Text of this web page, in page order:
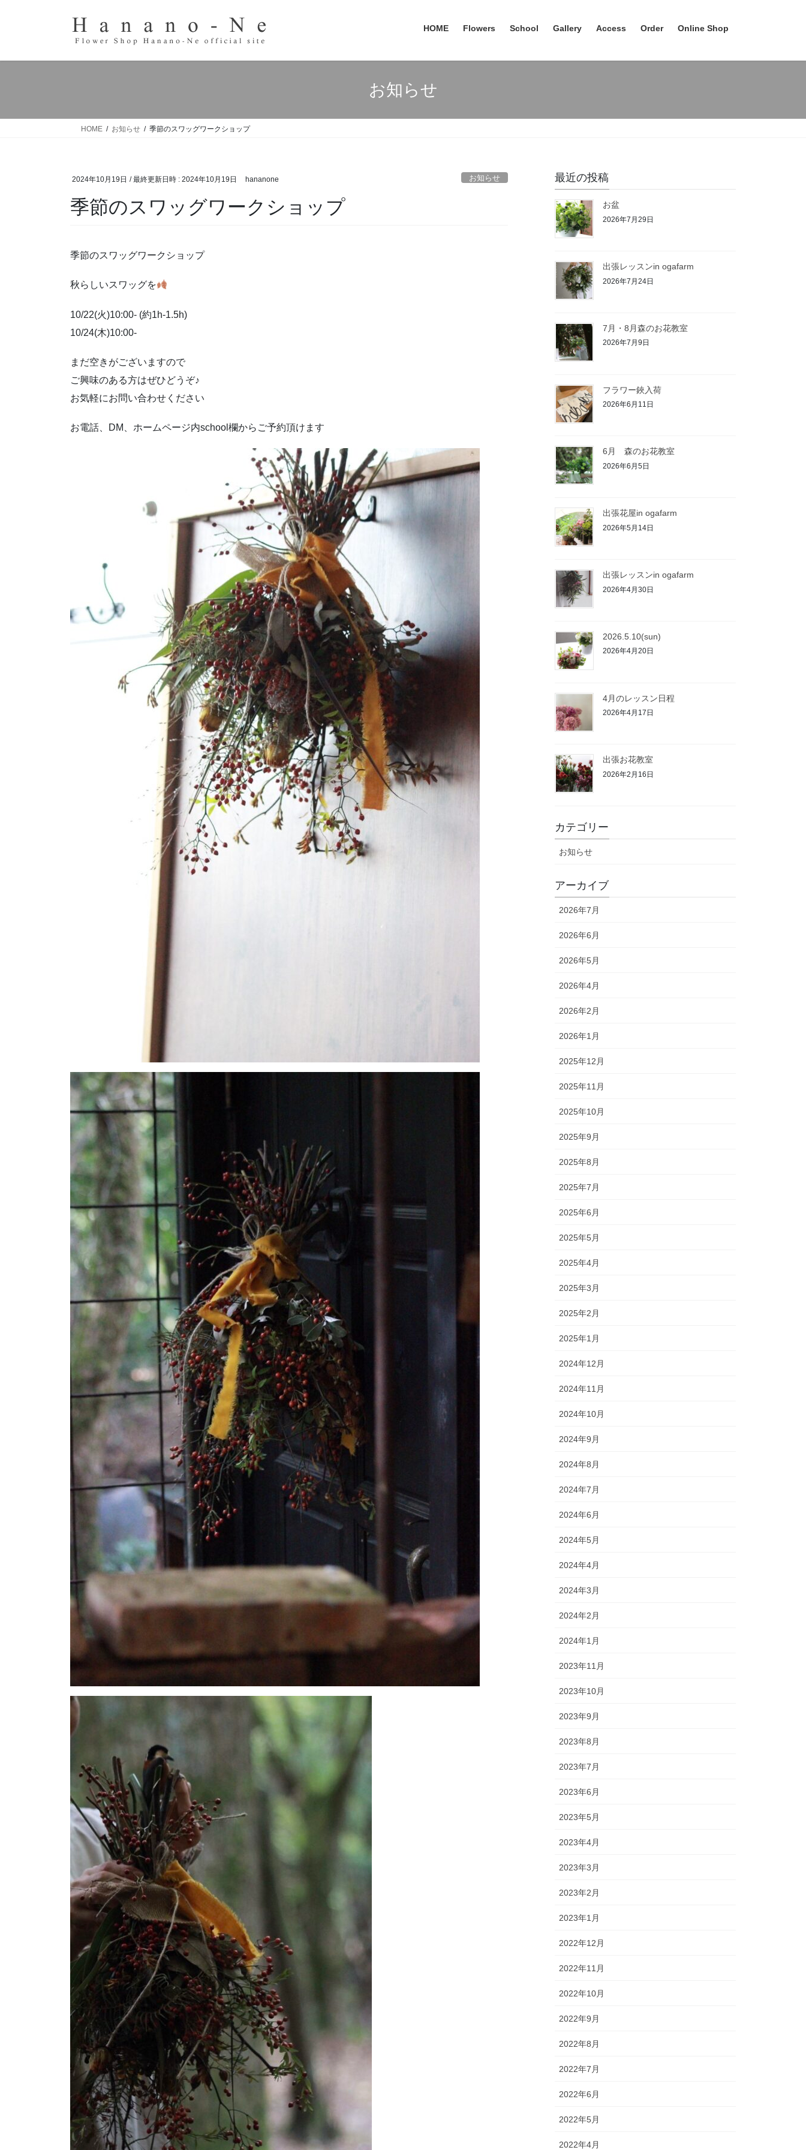
ツ
ッ
シ
移
HOME Flowers School Gallery Access Order Online Shop
お知らせ
HOME お知らせ 季節のスワッグワークショップ
2024年10月19日 / 最終更新日時 : 2024年10月19日 hananone お知らせ
季節のスワッグワークショップ
季節のスワッグワークショップ
秋らしいスワッグを
10/22(火)10:00- (約1h-1.5h)
10/24(木)10:00-
まだ空きがございますので
ご興味のある方はぜひどうぞ♪
お気軽にお問い合わせください
お電話、DM、ホームページ内school欄からご予約頂けます
最近の投稿
お盆
2026年7月29日
出張レッスンin ogafarm
2026年7月24日
7月・8月森のお花教室
2026年7月9日
フラワー鋏入荷
2026年6月11日
6月 森のお花教室
2026年6月5日
出張花屋in ogafarm
2026年5月14日
出張レッスンin ogafarm
2026年4月30日
2026.5.10(sun)
2026年4月20日
4月のレッスン日程
2026年4月17日
出張お花教室
2026年2月16日
カテゴリー
お知らせ
アーカイブ
2026年7月
2026年6月
2026年5月
2026年4月
2026年2月
2026年1月
2025年12月
2025年11月
2025年10月
2025年9月
2025年8月
2025年7月
2025年6月
2025年5月
2025年4月
2025年3月
2025年2月
2025年1月
2024年12月
2024年11月
2024年10月
2024年9月
2024年8月
2024年7月
2024年6月
2024年5月
2024年4月
2024年3月
2024年2月
2024年1月
2023年11月
2023年10月
2023年9月
2023年8月
2023年7月
2023年6月
2023年5月
2023年4月
2023年3月
2023年2月
2023年1月
2022年12月
2022年11月
2022年10月
2022年9月
2022年8月
2022年7月
2022年6月
2022年5月
2022年4月